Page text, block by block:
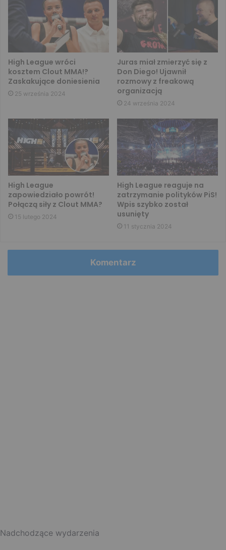
High League wróci
kosztem Clout MMA!?
Zaskakujące doniesienia
25 września 2024
Juras miał zmierzyć się z
Don Diego! Ujawnił
rozmowy z freakową
organizacją
24 września 2024
High League
zapowiedziało powrót!
Połączą siły z Clout MMA?
15 lutego 2024
High League reaguje na
zatrzymanie polityków PiS!
Wpis szybko został
usunięty
11 stycznia 2024
Komentarz
Nadchodzące wydarzenia